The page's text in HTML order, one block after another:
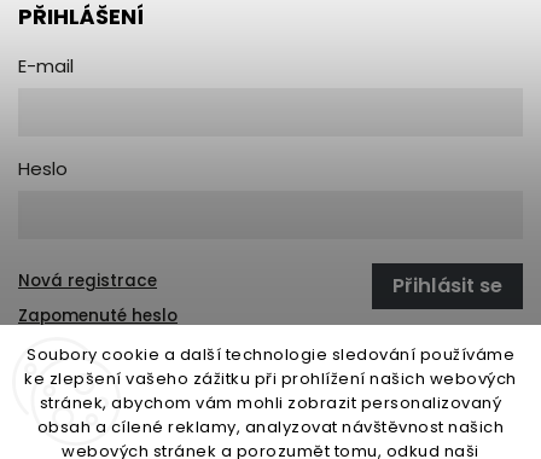
Soubory cookie a další technologie sledování používáme
ke zlepšení vašeho zážitku při prohlížení našich webových
stránek, abychom vám mohli zobrazit personalizovaný
obsah a cílené reklamy, analyzovat návštěvnost našich
webových stránek a porozumět tomu, odkud naši
PŘIHLÁŠENÍ
E-mail
Heslo
Přihlásit se
Nová registrace
Zapomenuté heslo
open-gate.sk montazpohonu.sk